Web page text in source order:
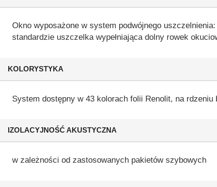
KOLORYSTYKA
IZOLACYJNOŚĆ AKUSTYCZNA
w zależności od zastosowanych pakietów szybowych
System dostępny w 43 kolorach folii Renolit, na rdzeniu
Okno wyposażone w system podwójnego
standardzie uszczelka wypełniająca dolny rowek